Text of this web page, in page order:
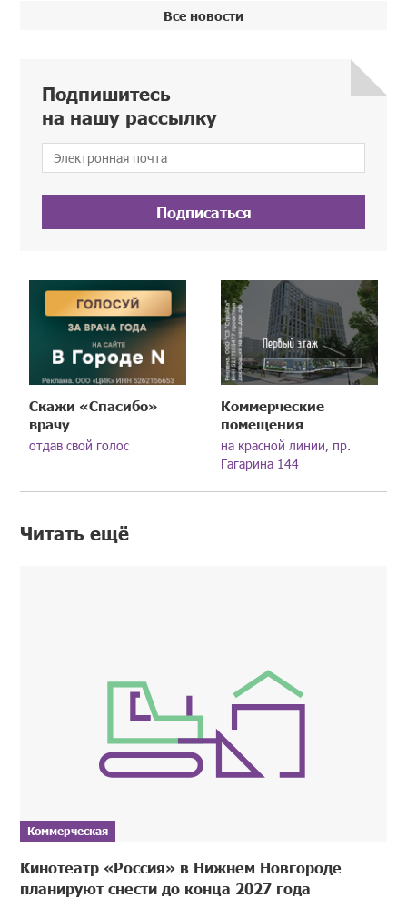
Все новости
Подпишитесь
на нашу рассылку
Подписаться
Скажи «Спасибо»
врачу
отдав свой голос
Коммерческие
помещения
на красной линии, пр.
Гагарина 144
Читать ещё
Коммерческая
Кинотеатр «Россия» в Нижнем Новгороде
планируют снести до конца 2027 года